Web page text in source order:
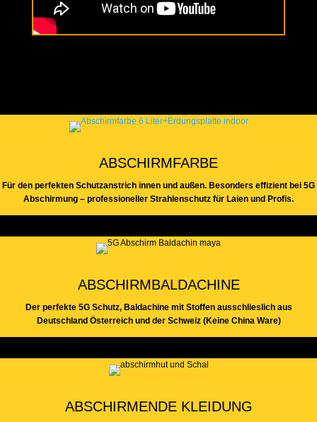
ABSCHIRMFARBE
Für den perfekten Schutzanstrich innen und außen. Besonders effizient bei 5G
Abschirmung – professioneller Strahlenschutz für Laien und Profis.
ABSCHIRMBALDACHINE
Der perfekte 5G Schutz, Baldachine mit Stoffen ausschlieslich aus
Deutschland Österreich und der Schweiz (Keine China Ware)
ABSCHIRMENDE KLEIDUNG